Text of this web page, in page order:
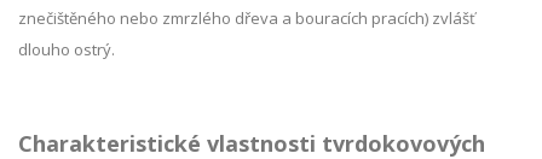
znečištěného nebo zmrzlého dřeva a bouracích pracích) zvlášť
dlouho ostrý.
Charakteristické vlastnosti tvrdokovových